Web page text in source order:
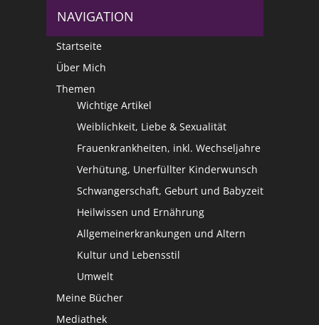
NAVIGATION
Startseite
Über Mich
Themen
Wichtige Artikel
Weiblichkeit, Liebe & Sexualität
Frauenkrankheiten, inkl. Wechseljahre
Verhütung, Unerfüllter Kinderwunsch
Schwangerschaft, Geburt und Babyzeit
Heilwissen und Ernährung
Allgemeinerkrankungen und Altern
Kultur und Lebensstil
Umwelt
Meine Bücher
Mediathek